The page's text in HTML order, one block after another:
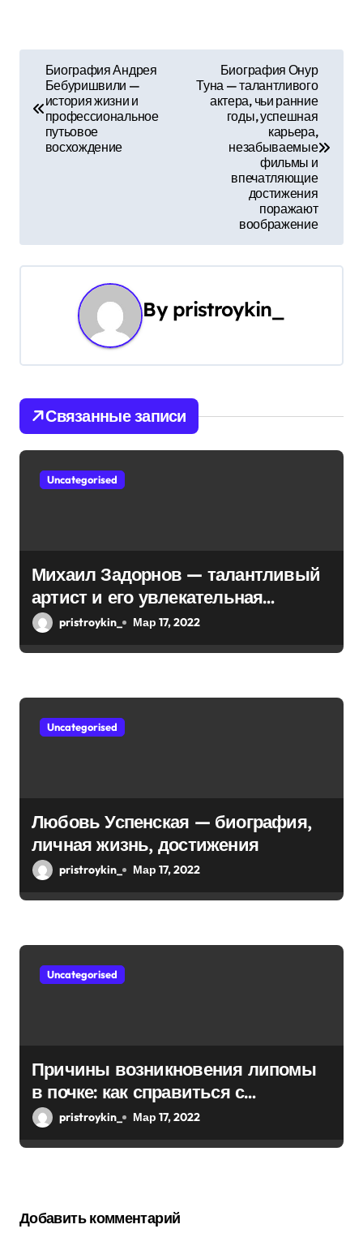
ц
п
о
з
а
я
м
Биография Андрея
Бебуришвили —
история жизни и
профессиональное
путьовое
восхождение
Биография Онур
Туна — талантливого
актера, чьи ранние
годы, успешная
карьера,
незабываемые
фильмы и
впечатляющие
достижения
поражают
воображение
By pristroykin_
Связанные записи
Uncategorised
Михаил Задорнов — талантливый
артист и его увлекательная
биография — выдающиеся
pristroykin_ Мар 17, 2022
Uncategorised
Любовь Успенская — биография,
личная жизнь, достижения
pristroykin_ Мар 17, 2022
Uncategorised
Причины возникновения липомы
в почке: как справиться с
болезнью
pristroykin_ Мар 17, 2022
Добавить комментарий